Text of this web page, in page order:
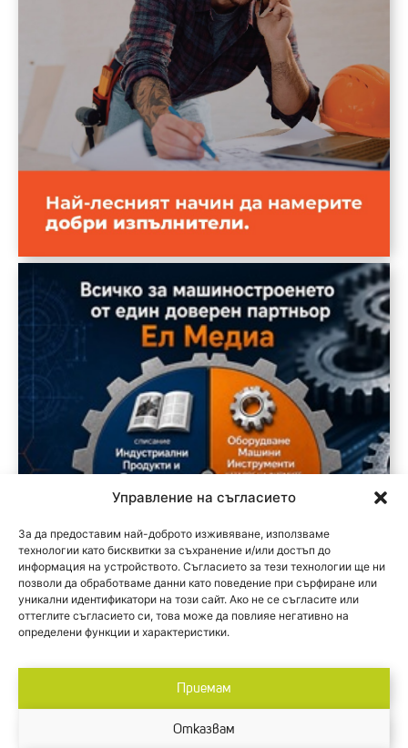
Управление на съгласието
За да предоставим най-доброто изживяване, използваме
технологии като бисквитки за съхранение и/или достъп до
информация на устройството. Съгласието за тези технологии ще ни
позволи да обработваме данни като поведение при сърфиране или
уникални идентификатори на този сайт. Ако не се съгласите или
оттеглите съгласието си, това може да повлияе негативно на
определени функции и характеристики.
Приемам
Отказвам